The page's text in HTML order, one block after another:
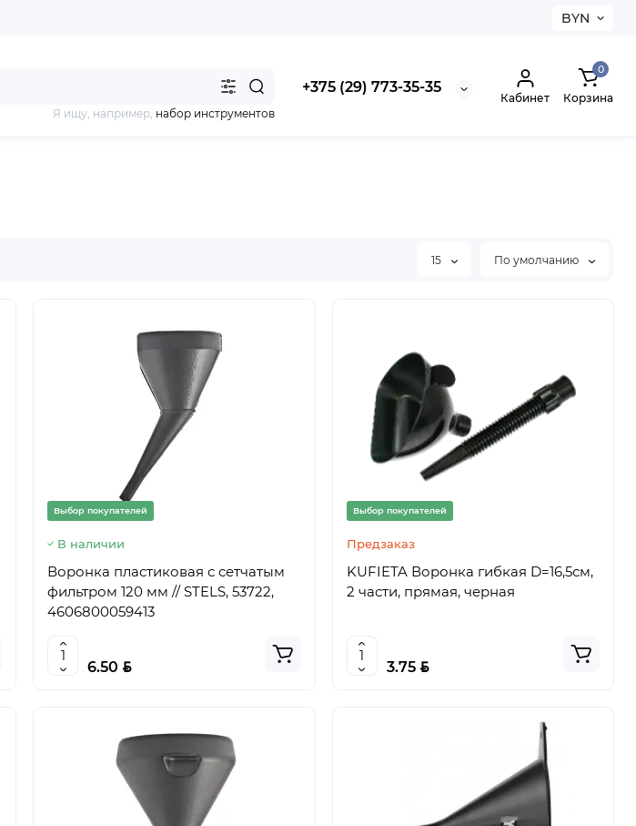
BYN
+375 (29) 773-35-35
Я ищу, например, набор инструментов
Кабинет
0
Корзина
15 По умолчанию
Выбор покупателей
В наличии
Воронка пластиковая с сетчатым
фильтром 120 мм // STELS, 53722,
4606800059413
6.50 BYN
Выбор покупателей
Предзаказ
KUFIETA Воронка гибкая D=16,5см,
2 части, прямая, черная
3.75 BYN